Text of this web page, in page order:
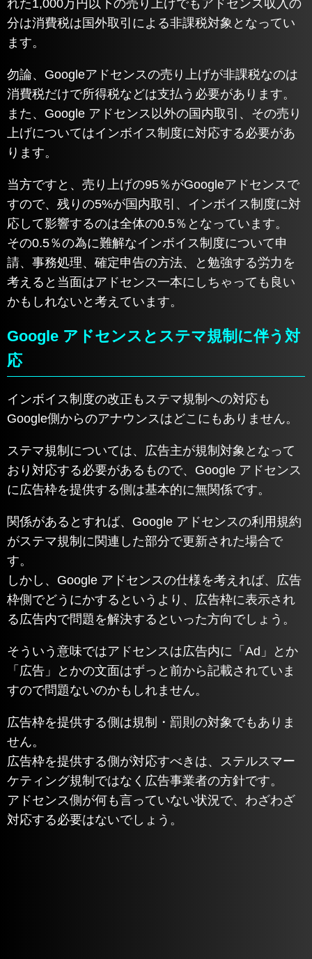
れた1,000万円以下の売り上げでもアドセンス収入の
分は消費税は国外取引による非課税対象となってい
ます。
勿論、Googleアドセンスの売り上げが非課税なのは
消費税だけで所得税などは支払う必要があります。
また、Google アドセンス以外の国内取引、その売り
上げについてはインボイス制度に対応する必要があ
ります。
当方ですと、売り上げの95％がGoogleアドセンスで
すので、残りの5%が国内取引、インボイス制度に対
応して影響するのは全体の0.5％となっています。
その0.5％の為に難解なインボイス制度について申
請、事務処理、確定申告の方法、と勉強する労力を
考えると当面はアドセンス一本にしちゃっても良い
かもしれないと考えています。
Google アドセンスとステマ規制に伴う対
応
インボイス制度の改正もステマ規制への対応も
Google側からのアナウンスはどこにもありません。
ステマ規制については、広告主が規制対象となって
おり対応する必要があるもので、Google アドセンス
に広告枠を提供する側は基本的に無関係です。
関係があるとすれば、Google アドセンスの利用規約
がステマ規制に関連した部分で更新された場合で
す。
しかし、Google アドセンスの仕様を考えれば、広告
枠側でどうにかするというより、広告枠に表示され
る広告内で問題を解決するといった方向でしょう。
そういう意味ではアドセンスは広告内に「Ad」とか
「広告」とかの文面はずっと前から記載されていま
すので問題ないのかもしれません。
広告枠を提供する側は規制・罰則の対象でもありま
せん。
広告枠を提供する側が対応すべきは、ステルスマー
ケティング規制ではなく広告事業者の方針です。
アドセンス側が何も言っていない状況で、わざわざ
対応する必要はないでしょう。